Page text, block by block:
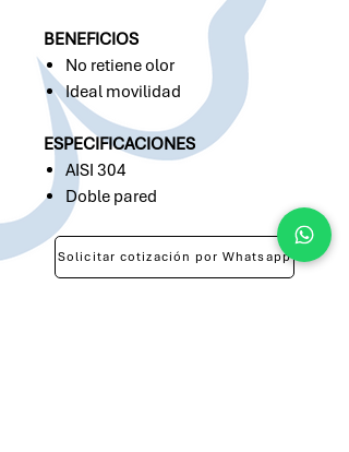
BENEFICIOS
No retiene olor
Ideal movilidad
ESPECIFICACIONES
AISI 304
Doble pared
Solicitar cotización por Whatsapp